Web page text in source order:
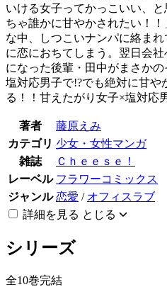
いける女子ってかっこいい、
ちゃ誰かに甘やかされたい！
な中、しつこいナンパに絡ま
に恋におちてしまう。翌日会
になった後輩・田中がまさか
塩対応男子で!?でも絶対に甘や
る！！甘えたがり女子×塩対応
著者
藤原えみ
カテゴリ 少女・女性マンガ
雑誌
Ｃｈｅｅｓｅ！
レーベル フラワーコミックス
ジャンル 恋愛 / オフィスラブ
詳細を見る とじる
シリーズ
全10巻完結